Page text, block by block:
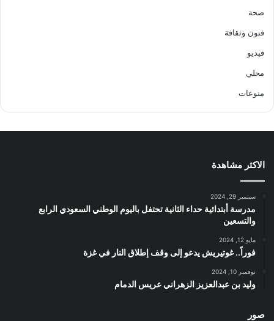
صحة
فنون وثقافة
فيديو
محلي
منوعات
الاكثر مشاهدة
سبتمبر 29, 2024
مدرسة أبتدائية حداء الثانية تحتفل باليوم الوطني السعودي الرابع
والتسعين
مايو 12, 2024
فوراً.. غوتيريش يدعو إلى وقف إطلاق النار في غزة
نوفمبر 10, 2024
وليد بن عبدالعزيز الزهراني عريس الدمام
صور